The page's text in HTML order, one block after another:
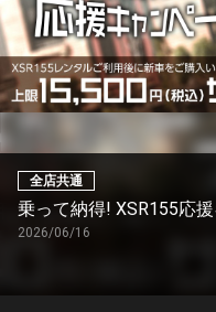
全店共通
乗って納得! XSR155応
2026/06/16